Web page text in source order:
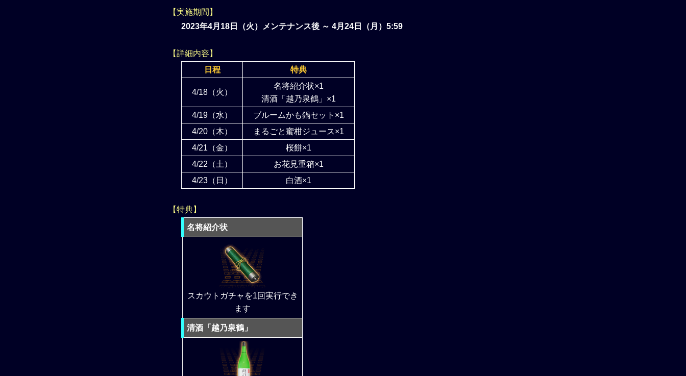
【実施期間】
2023年4月18日（火）メンテナンス後 ～ 4月24日（月）5:59
【詳細内容】
日程
特典
4/18（火）
名将紹介状×1
清酒「越乃泉鶴」×1
4/19（水）
ブルームかも鍋セット×1
4/20（木）
まるごと蜜柑ジュース×1
4/21（金）
桜餅×1
4/22（土）
お花見重箱×1
4/23（日）
白酒×1
【特典】
名将紹介状
スカウトガチャを1回実行でき
ます
清酒「越乃泉鶴」